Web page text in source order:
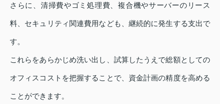
さらに、清掃費やゴミ処理費、複合機やサーバーのリース
料、セキュリティ関連費用なども、継続的に発生する支出で
す。
これらをあらかじめ洗い出し、試算したうえで総額としての
オフィスコストを把握することで、資金計画の精度を高める
ことができます。